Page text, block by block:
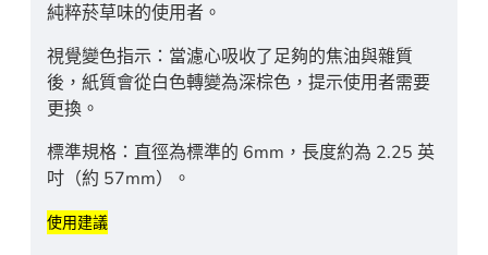
純粹菸草味的使用者。
視覺變色指示：當濾心吸收了足夠的焦油與雜質
後，紙質會從白色轉變為深棕色，提示使用者需要
更換。
標準規格：直徑為標準的 6mm，長度約為 2.25 英
吋（約 57mm）。
使用建議